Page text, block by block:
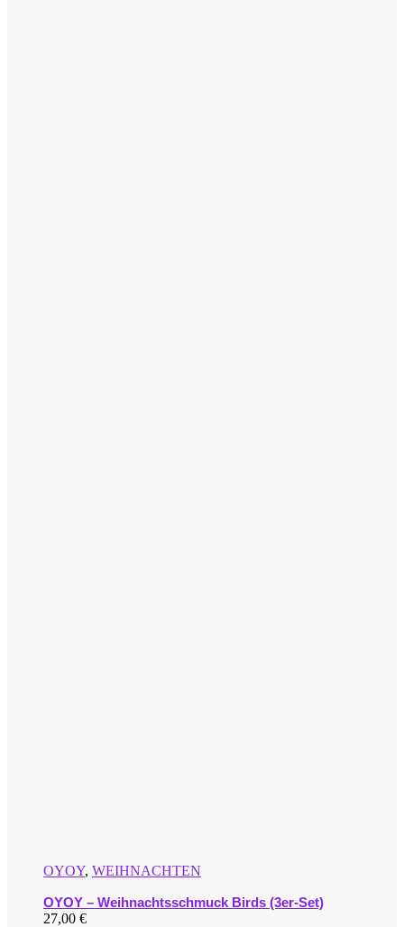
OYOY, WEIHNACHTEN
OYOY – Weihnachtsschmuck Birds (3er-Set)
27,00 €